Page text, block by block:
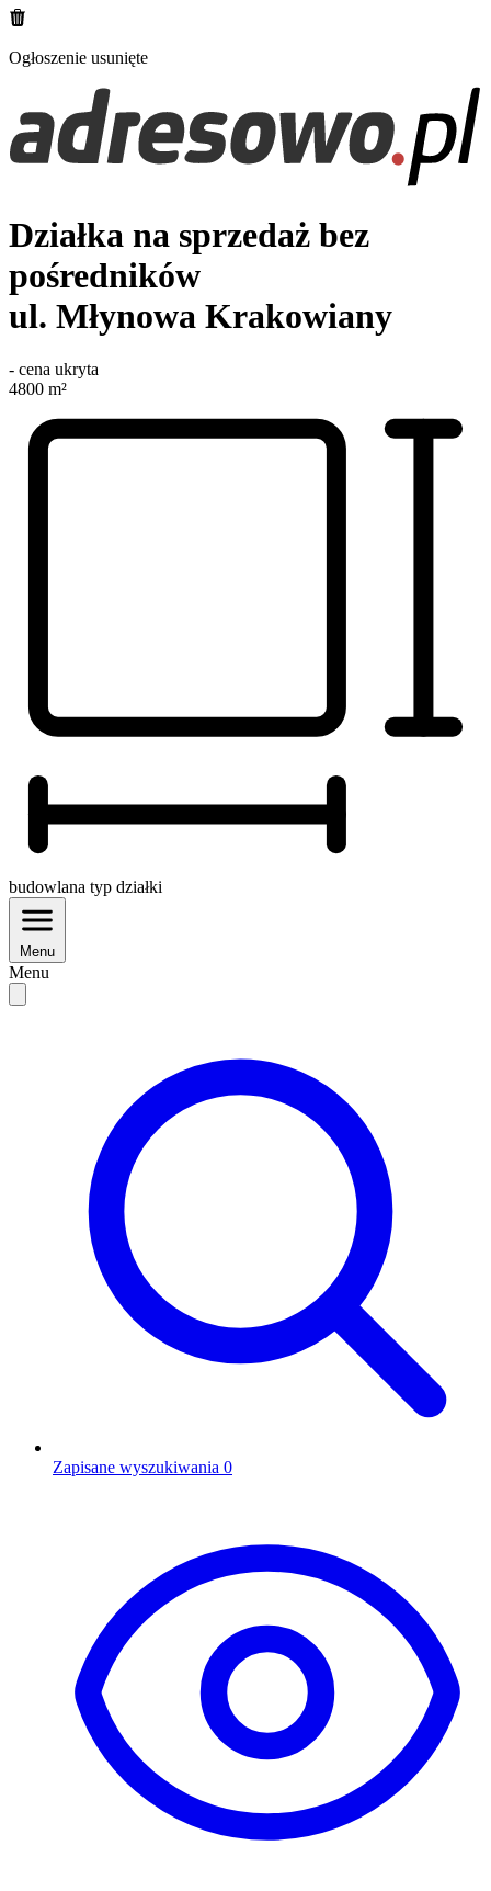
Ogłoszenie usunięte
Działka na sprzedaż bez
pośredników
ul. Młynowa Krakowiany
- cena ukryta
4800 m²
budowlana typ działki
Menu
Menu
Zapisane wyszukiwania 0